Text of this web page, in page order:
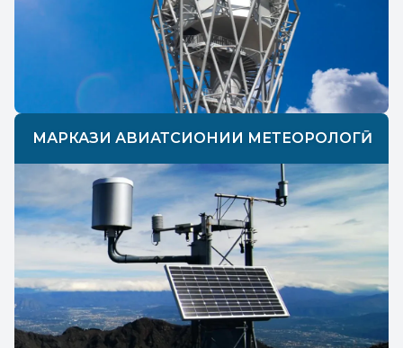
МАРКАЗИ АВИАТСИОНИИ МЕТЕОРОЛОГӢ